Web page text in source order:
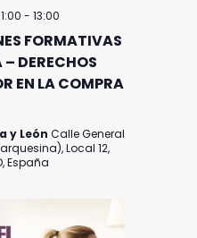
FORMATIVAS
DERECHOS
EN LA COMPRA
- 13:00
y León Calle General
Local 12,
España